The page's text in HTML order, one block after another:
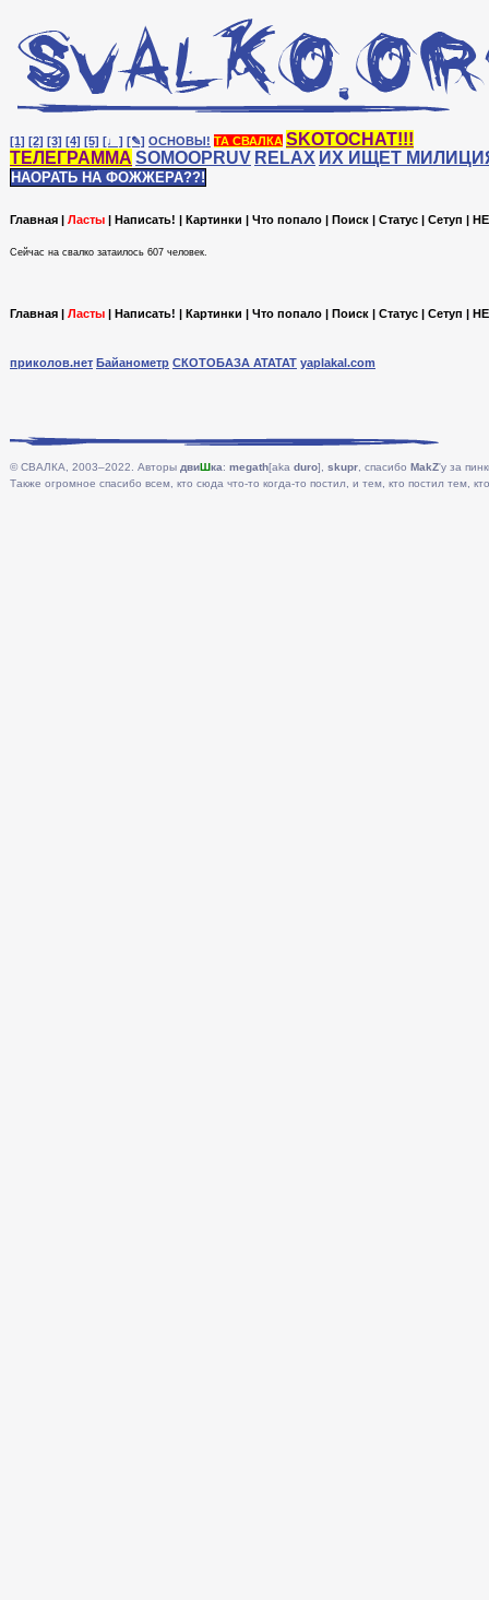
[1] [2] [3] [4] [5] [♩] [✎] ОСНОВЫ! ТА СВАЛКА SKOTOCHAT!!!
ТЕЛЕГРАММА SOMOOPRUV RELAX ИХ ИЩЕТ
НАОРАТЬ НА ФОЖЖЕРА??!
Главная | Ласты | Написать! | Картинки | Что попало | Поиск | Статус | Сетуп |
Сейчас на cвалко затаилось 607 человек.
Главная | Ласты | Написать! | Картинки | Что попало | Поиск | Статус | Сетуп |
приколов.нет Байанометр СКОТОБАЗА АТАТАТ yaplakal.com
© СВАЛКА, 2003–2022. Авторы двиШка: megath[aka duro], skupr , спасибо MakZ'у за
Также огромное спасибо всем, кто сюда что-то когда-то постил, и тем, кто постил тем,